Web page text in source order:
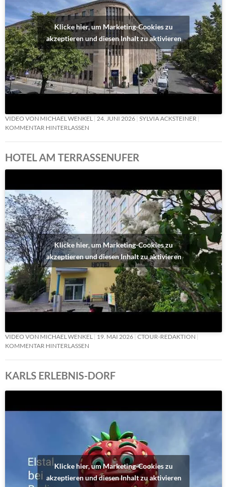
Klicke hier, um Marketing-Cookies zu
akzeptieren und diesen Inhalt zu aktivieren
VIDEO VON MICHAEL WENKEL 24. JUNI 2026 SYLVIA ACKSTEINER
KOMMENTAR HINTERLASSEN
HOTEL AM TERRASSENUFER
Klicke hier, um Marketing-Cookies zu
akzeptieren und diesen Inhalt zu aktivieren
VIDEO VON MICHAEL WENKEL 19. MAI 2026 CTOUR-REDAKTION
KOMMENTAR HINTERLASSEN
KARLS ERLEBNIS-DORF
Klicke hier, um Marketing-Cookies zu
akzeptieren und diesen Inhalt zu aktivieren